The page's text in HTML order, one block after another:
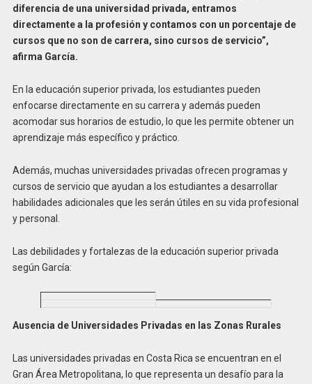
diferencia de una universidad privada, entramos
directamente a la profesión y contamos con un porcentaje de
cursos que no son de carrera, sino cursos de servicio”,
afirma García.
En la educación superior privada, los estudiantes pueden
enfocarse directamente en su carrera y además pueden
acomodar sus horarios de estudio, lo que les permite obtener un
aprendizaje más específico y práctico.
Además, muchas universidades privadas ofrecen programas y
cursos de servicio que ayudan a los estudiantes a desarrollar
habilidades adicionales que les serán útiles en su vida profesional
y personal.
Las debilidades y fortalezas de la educación superior privada
según García:
Ausencia de Universidades Privadas en las Zonas Rurales
Las universidades privadas en Costa Rica se encuentran en el
Gran Área Metropolitana, lo que representa un desafío para la